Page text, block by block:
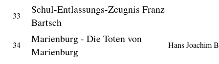
33
Schul-Entlassungs-Zeugnis Franz
Bartsch
34
Marienburg - Die Toten von
Marienburg
Hans Joachim